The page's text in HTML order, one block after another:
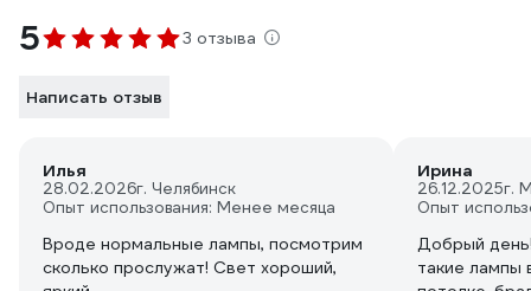
5 3 отзыва
Написать отзыв
Илья
28.02.2026г. Челябинск
Опыт использования: Менее месяца
Вроде нормальные лампы, посмотрим
сколько прослужат! Свет хороший,
Ирина
26.12.2025г.
Опыт
Добрый
такие лампы